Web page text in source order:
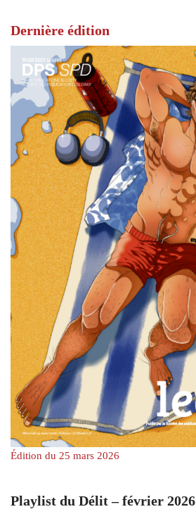
Dernière édition
Édition du 25 mars 2026
Playlist du Délit – février 2026